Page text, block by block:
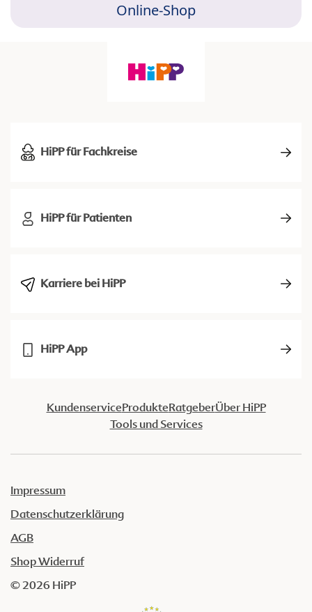
Online-Shop
HiPP für Fachkreise
HiPP für Patienten
Karriere bei HiPP
HiPP App
KundenserviceProdukteRatgeberÜber HiPP
Tools und Services
Impressum
Datenschutzerklärung
AGB
Shop Widerruf
© 2026 HiPP